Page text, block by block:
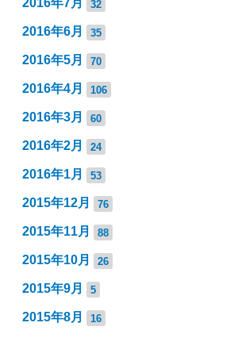
2016年7月 32
2016年6月 35
2016年5月 70
2016年4月 106
2016年3月 60
2016年2月 24
2016年1月 53
2015年12月 76
2015年11月 88
2015年10月 26
2015年9月 5
2015年8月 16